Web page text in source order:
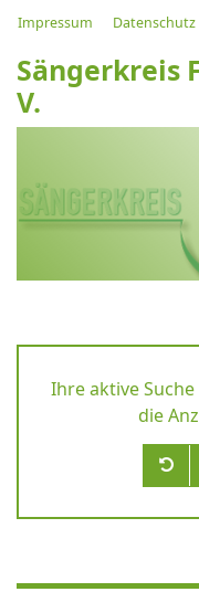
Impressum Datenschutz
Sängerkreis
V.
Ihre aktive
die